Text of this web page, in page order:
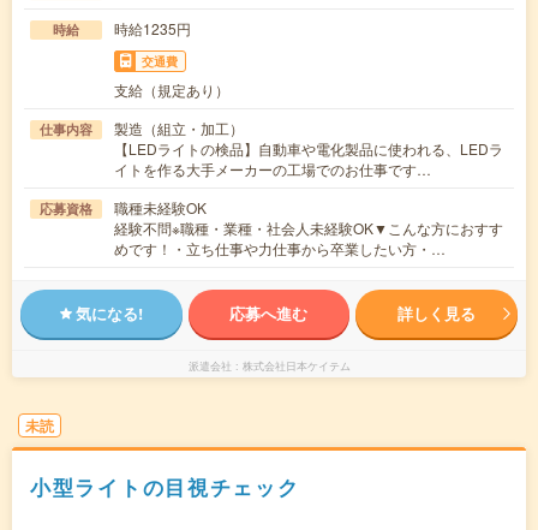
時給 時給1235円
交通費
支給（規定あり）
仕事内容
製造（組立・加工）
【LEDライトの検品】自動車や電化製品に使われる、LEDラ
イトを作る大手メーカーの工場でのお仕事です…
応募資格
職種未経験OK
経験不問※職種・業種・社会人未経験OK▼こんな方におすす
めです！・立ち仕事や力仕事から卒業したい方・…
気になる! 応募へ進む 詳しく見る
派遣会社 株式会社日本ケイテム
未読
小型ライトの目視チェック